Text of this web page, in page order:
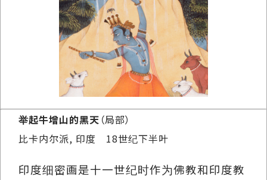
举起牛增山的黑天 （局部）
比卡内尔派, 印度 18世纪下半叶
印度细密画是十一世纪时作为佛教和印度教